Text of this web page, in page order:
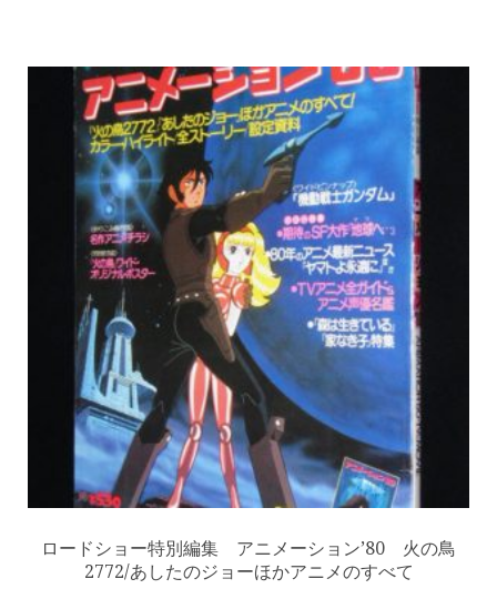
ロードショー特別編集 アニメーション’80 火の鳥
2772/あしたのジョーほかアニメのすべて